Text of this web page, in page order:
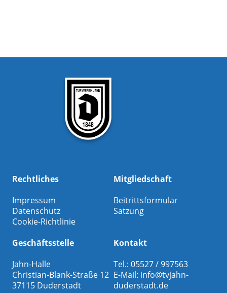
Rechtliches
Impressum
Datenschutz
Cookie-Richtlinie
Mitgliedschaft
Beitrittsformular
Satzung
Geschäftsstelle
Jahn-Halle
Christian-Blank-Straße 12
37115 Duderstadt
Kontakt
Tel.: 05527 / 997563
E-Mail: info@tvjahn-
duderstadt.de